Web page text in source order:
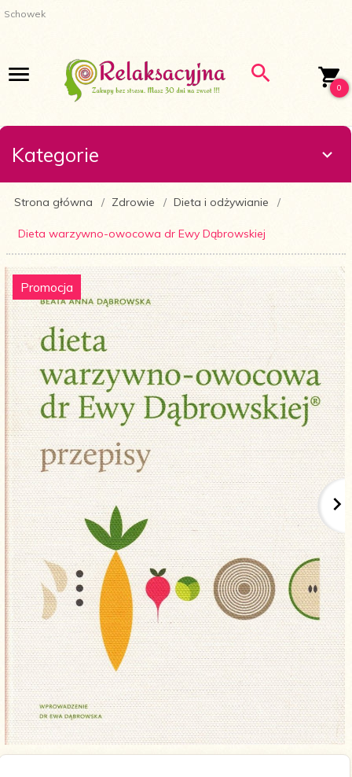
Schowek
0
Kategorie
Strona główna Zdrowie Dieta i odżywianie
Dieta warzywno-owocowa dr Ewy Dąbrowskiej
Promocja